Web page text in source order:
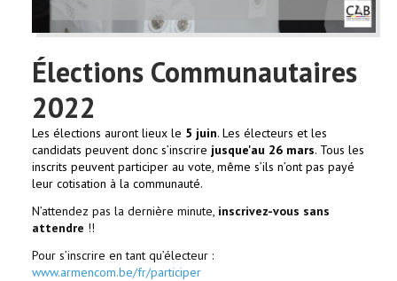
Élections Communautaires
2022
Les élections auront lieux le 5 juin. Les électeurs et les
candidats peuvent donc s’inscrire jusque'au 26 mars. Tous les
inscrits peuvent participer au vote, même s’ils n’ont pas payé
leur cotisation à la communauté.
N’attendez pas la dernière minute, inscrivez-vous sans
attendre !!
Pour s’inscrire en tant qu’électeur :
www.armencom.be/fr/participer